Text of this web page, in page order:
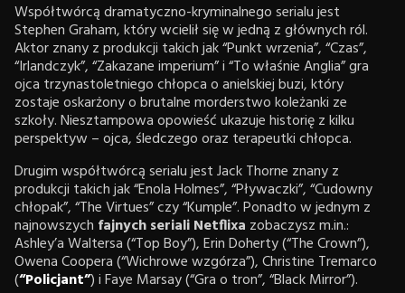
Współtwórcą dramatyczno-kryminalnego serialu jest
Stephen Graham, który wcielił się w jedną z głównych ról.
Aktor znany z produkcji takich jak “Punkt wrzenia”, “Czas”,
“Irlandczyk”, “Zakazane imperium” i “To właśnie Anglia” gra
ojca trzynastoletniego chłopca o anielskiej buzi, który
zostaje oskarżony o brutalne morderstwo koleżanki ze
szkoły. Niesztampowa opowieść ukazuje historię z kilku
perspektyw – ojca, śledczego oraz terapeutki chłopca.
Drugim współtwórcą serialu jest Jack Thorne znany z
produkcji takich jak “Enola Holmes”, “Pływaczki”, “Cudowny
chłopak”, “The Virtues” czy “Kumple”. Ponadto w jednym z
najnowszych fajnych seriali Netflixa zobaczysz m.in.:
Ashley’a Waltersa (“Top Boy”), Erin Doherty (“The Crown”),
Owena Coopera (“Wichrowe wzgórza”), Christine Tremarco
(“Policjant”) i Faye Marsay (“Gra o tron”, “Black Mirror”).